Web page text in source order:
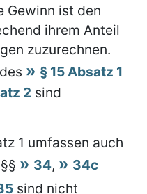
Gewinn ist den
ihrem Anteil
zuzurechnen.
§ 15 Absatz 1
2 sind
1 umfassen auch
§§ 34,
34c
sind nicht